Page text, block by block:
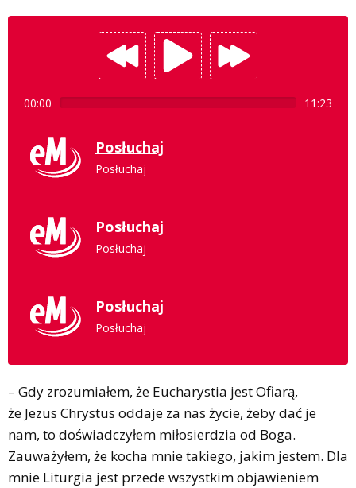
00:00 11:23
Posłuchaj
Posłuchaj
Posłuchaj
Posłuchaj
Posłuchaj
Posłuchaj
– Gdy zrozumiałem, że Eucharystia jest Ofiarą,
że Jezus Chrystus oddaje za nas życie, żeby dać je
nam, to doświadczyłem miłosierdzia od Boga.
Zauważyłem, że kocha mnie takiego, jakim jestem. Dla
mnie Liturgia jest przede wszystkim objawieniem